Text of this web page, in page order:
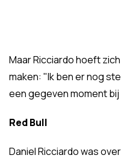
Maar Ricciardo hoeft
maken: "Ik ben er nog
een gegeven moment bij
Red Bull
Daniel Ricciardo was